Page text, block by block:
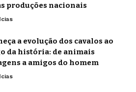
produções nacionais
a evolução dos cavalos ao
da história: de animais
a amigos do homem